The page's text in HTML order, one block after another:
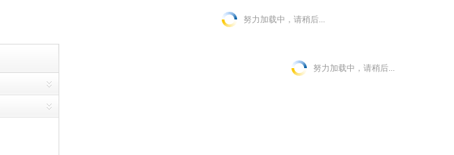
努力加载中，请稍后...
努力加载中，请稍后...